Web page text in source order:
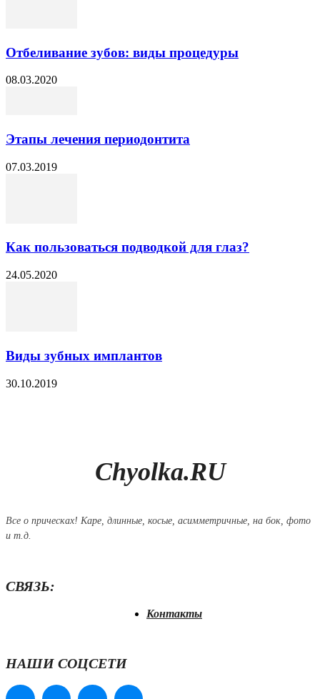
Отбеливание зубов: виды процедуры
08.03.2020
Этапы лечения периодонтита
07.03.2019
Как пользоваться подводкой для глаз?
24.05.2020
Виды зубных имплантов
30.10.2019
Chyolka.RU
Все о прическах! Каре, длинные, косые, асимметричные, на бок, фото
и т.д.
СВЯЗЬ:
Контакты
НАШИ СОЦСЕТИ